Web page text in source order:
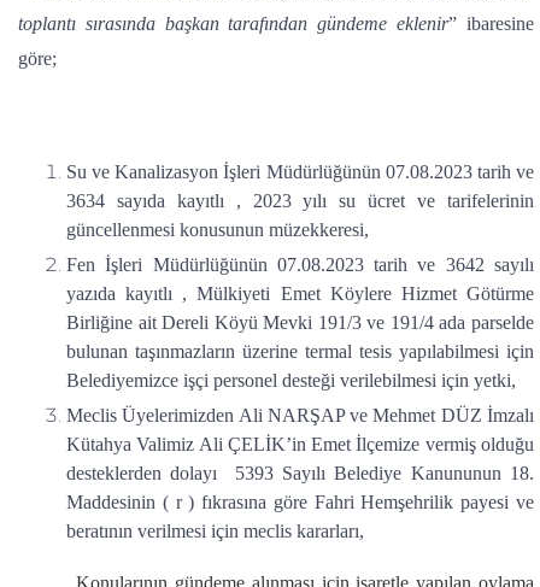
toplantı sırasında başkan tarafından gündeme eklenir” ibaresine
göre;
Su ve Kanalizasyon İşleri Müdürlüğünün 07.08.2023 tarih ve
3634 sayıda kayıtlı , 2023 yılı su ücret ve tarifelerinin
güncellenmesi konusunun müzekkeresi,
Fen İşleri Müdürlüğünün 07.08.2023 tarih ve 3642 sayılı
yazıda kayıtlı , Mülkiyeti Emet Köylere Hizmet Götürme
Birliğine ait Dereli Köyü Mevki 191/3 ve 191/4 ada parselde
bulunan taşınmazların üzerine termal tesis yapılabilmesi için
Belediyemizce işçi personel desteği verilebilmesi için yetki,
Meclis Üyelerimizden Ali NARŞAP ve Mehmet DÜZ İmzalı
Kütahya Valimiz Ali ÇELİK’in Emet İlçemize vermiş olduğu
desteklerden dolayı 5393 Sayılı Belediye Kanununun 18.
Maddesinin ( r ) fıkrasına göre Fahri Hemşehrilik payesi ve
beratının verilmesi için meclis kararları,
Konularının gündeme alınması için işaretle yapılan oylama